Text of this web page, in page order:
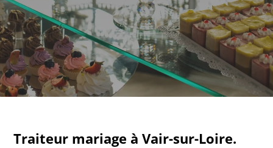
Traiteur mariage à Vair-sur-Loire.